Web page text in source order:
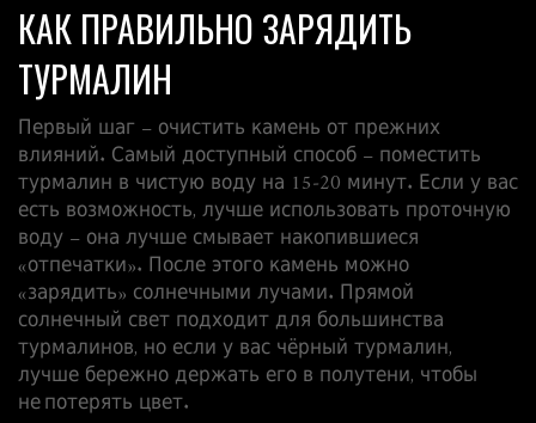
КАК ПРАВИЛЬНО ЗАРЯДИТЬ
ТУРМАЛИН
Первый шаг – очистить камень от прежних
влияний. Самый доступный способ – поместить
турмалин в чистую воду на 15‑20 минут. Если у вас
есть возможность, лучше использовать проточную
воду – она лучше смывает накопившиеся
«отпечатки». После этого камень можно
«зарядить» солнечными лучами. Прямой
солнечный свет подходит для большинства
турмалинов, но если у вас чёрный турмалин,
лучше бережно держать его в полутени, чтобы
не потерять цвет.